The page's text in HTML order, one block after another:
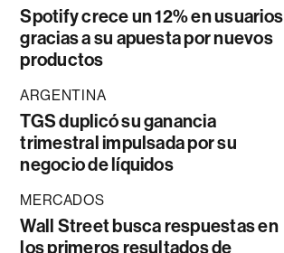
Spotify crece un 12% en usuarios
gracias a su apuesta por nuevos
productos
ARGENTINA
TGS duplicó su ganancia
trimestral impulsada por su
negocio de líquidos
MERCADOS
Wall Street busca respuestas en
los primeros resultados de